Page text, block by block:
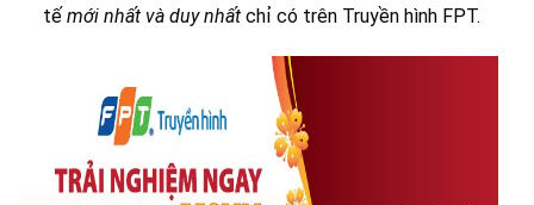
tế mới nhất và duy nhấtchỉ có trên Truyền hình FPT.